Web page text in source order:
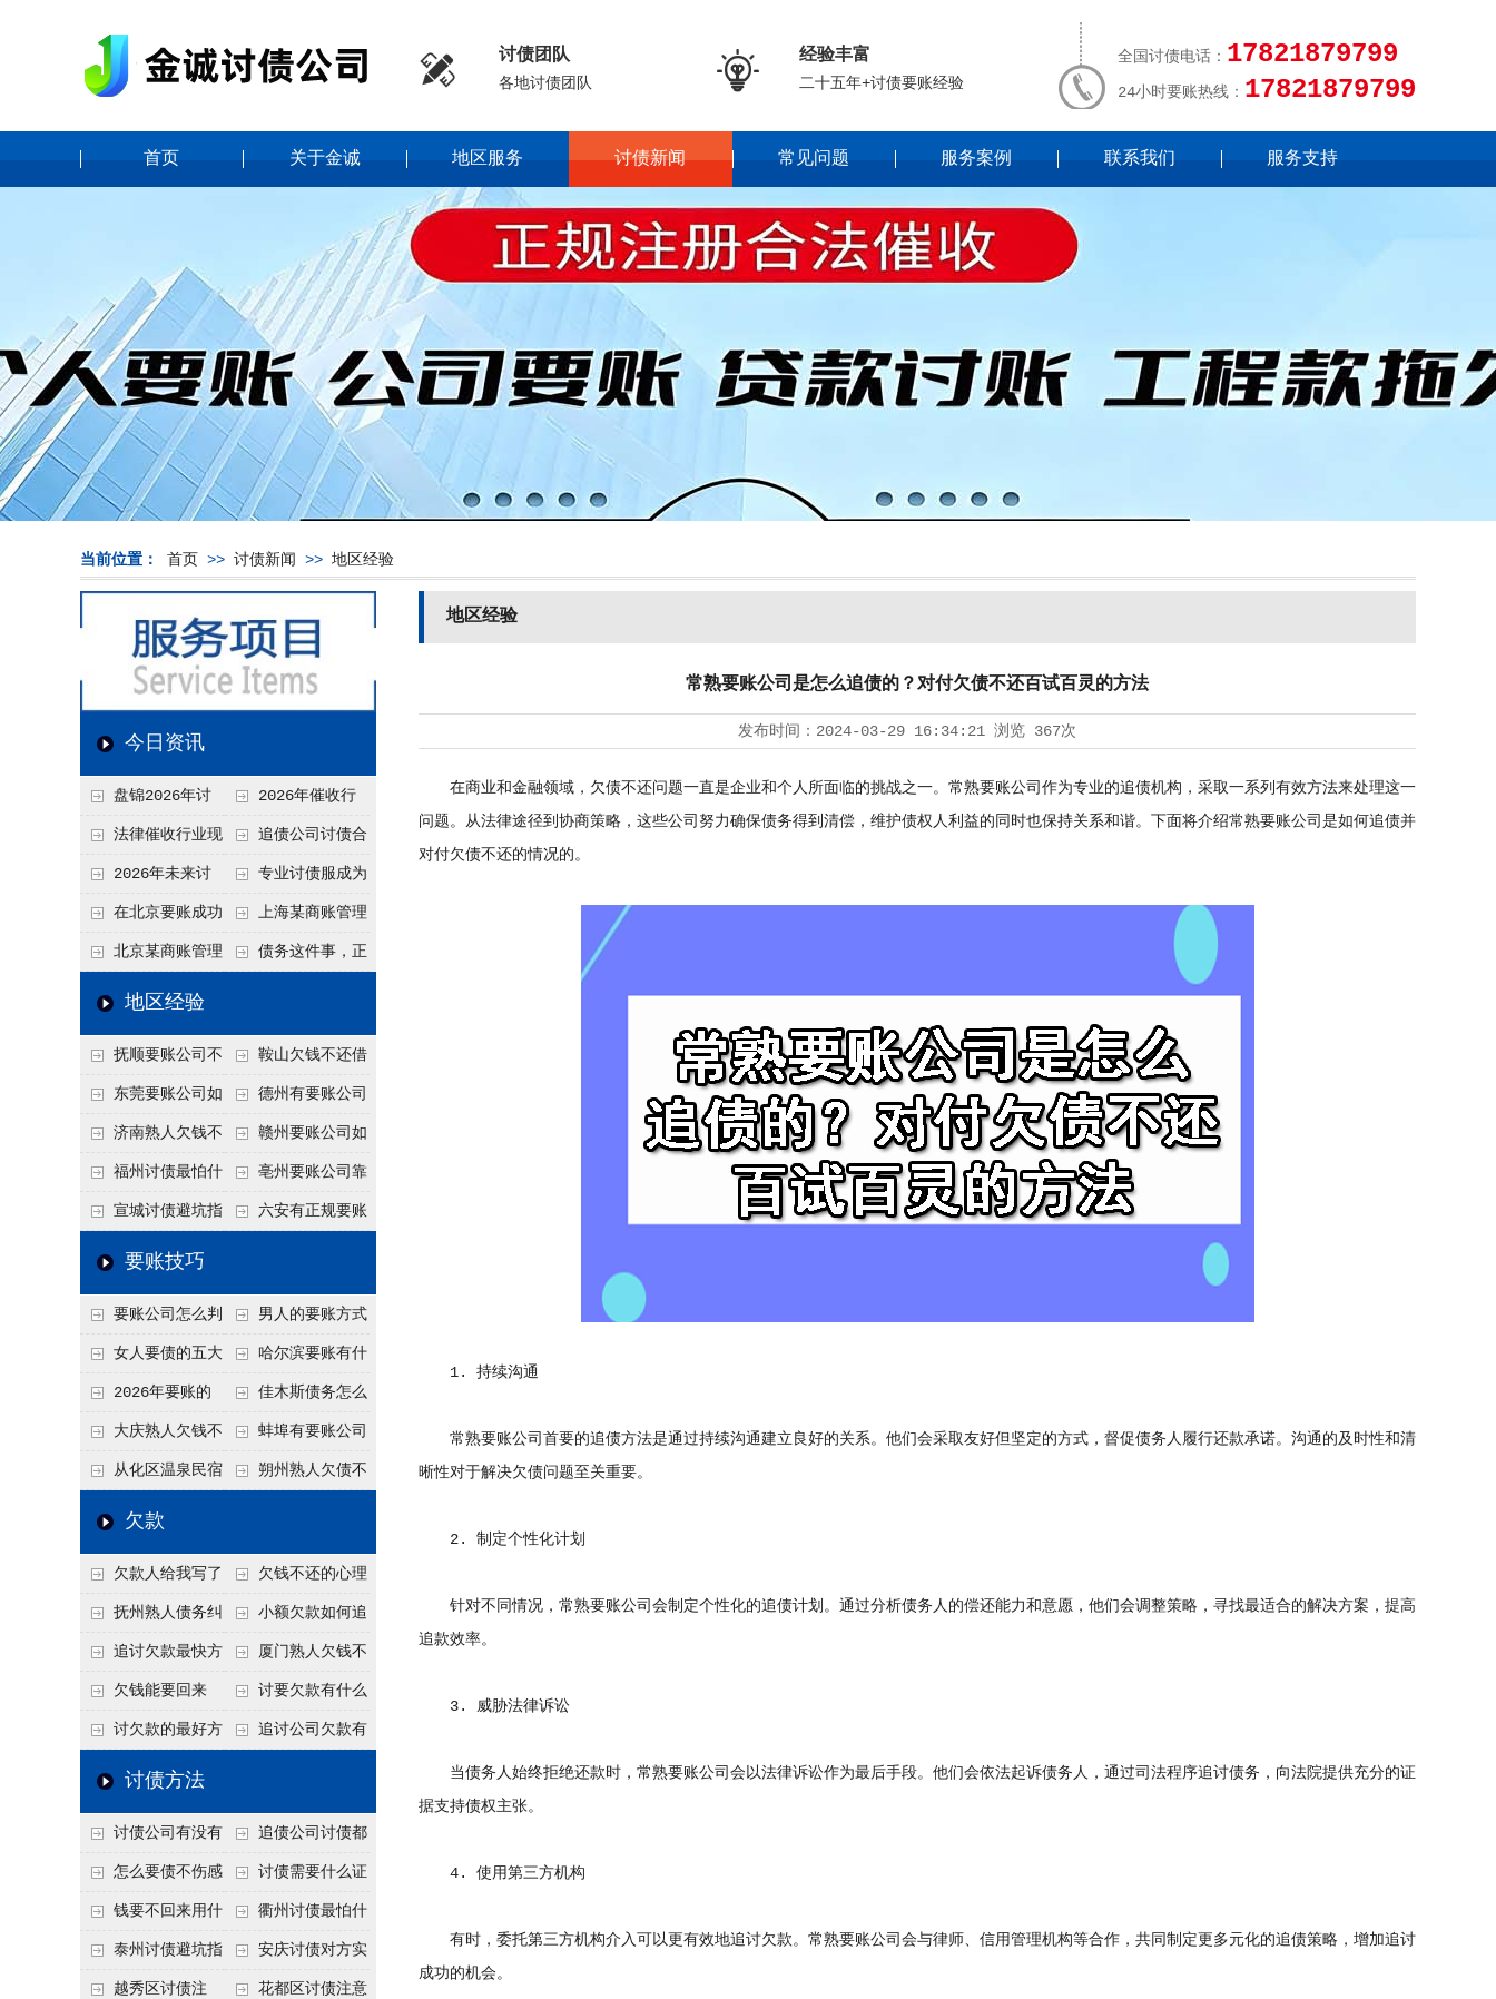
 讨债团队
各地讨债团队  经验丰富
二十五年+讨债要账经验
全国讨债电话： 17821879799
24小时要账热线： 17821879799
首页 关于金诚 地区服务 讨债新闻 常见问题 服务案例 联系我们 服务支持
当前位置： 首页 >> 讨债新闻 >> 地区经验
今日资讯
盘锦2026年讨
债新趋势
2026年催收行
业发展现状、竞争格
局及未来趋势分析
法律催收行业现
状、合规痛点与未来
发展趋势深度解析
追债公司讨债合
法方法总结
2026年未来讨
债要账公司发展趋势
专业讨债服成为
2026年的发展趋势
在北京要账成功
率高吗？未来追账公
司发展趋势引发行业
上海某商账管理
机构聚焦合规服务
北京某商账管理
服务机构持续提升合
力企业化解应收账款
难题
债务这件事，正
地区经验
抚顺要账公司不
敢透漏的追回方法是
什么？
鞍山欠钱不还借
口太多？2026年这3
句反问话术，直接把
他后路堵死
东莞要账公司如
何有效要账讨债？20
26年合法追债经验总
结！
德州有要账公司
吗？如何合法讨债才
不沾风险？
济南熟人欠钱不
还？
赣州要账公司如
何有效讨债？合法追
债四步秘籍
福州讨债最怕什
么？2026年这两个关
键细节，做错就很难
亳州要账公司靠
谱吗？合法讨债四步
宣城讨债避坑指
南：2026年这2个细
回！
六安有正规要账
要账技巧
要账公司怎么判
断这个案子能不能
接？接案评估的标准
男人的要账方式
是什么呢？
女人要债的五大
绝招,轻松搞定
哈尔滨要账有什
么合法手段？2026年
最新追账方式总结！
2026年要账的
七个小方法
佳木斯债务怎么
追回呢？2026年成功
要账就用这2招
大庆熟人欠钱不
还躲猫猫？2026年这
个“诉前调解”成功率
蚌埠有要账公司
吗？2026年这3个方
从化区温泉民宿
老板借钱不还？2026
施压，立马主动结清
朔州熟人欠债不
死账变活
欠款
欠款人给我写了
还款计划书有用吗？
书面承诺的法律效力
欠钱不还的心理
是什么？读懂欠款人
的心态催收事半功倍
抚州熟人债务纠
纷咋办？这一招好开
口
小额欠款如何追
讨
追讨欠款最快方
法是什么？
厦门熟人欠钱不
还？2026年合法秘
籍！
欠钱能要回来
吗？
讨要欠款有什么
好办法
讨欠款的最好方 追讨公司欠款有
讨债方法
讨债公司有没有
行业协会？正规机构
的行业自律和认证
追债公司讨债都
有哪些手段
怎么要债不伤感
情？
讨债需要什么证
据
钱要不回来用什
么方法要回来
衢州讨债最怕什
么？2026年这两个关
键细节，做错就很难
泰州讨债避坑指
南：2026年这2个细
安庆讨债对方实
在没钱咋办？
越秀区讨债注 花都区讨债注意
地区经验
常熟要账公司是怎么追债的？对付欠债不还百试百灵的方法
发布时间： 2024-03-29 16:34:21 浏览 367次
在商业和金融领域，欠债不还问题一直是企业和个人所面临的挑战之一。常熟要账公司作为专业的追债机构，采取一系列有效方法来处理这一
问题。从法律途径到协商策略，这些公司努力确保债务得到清偿，维护债权人利益的同时也保持关系和谐。下面将介绍常熟要账公司是如何追债并
对付欠债不还的情况的。
1. 持续沟通
常熟要账公司首要的追债方法是通过持续沟通建立良好的关系。他们会采取友好但坚定的方式，督促债务人履行还款承诺。沟通的及时性和清
晰性对于解决欠债问题至关重要。
2. 制定个性化计划
针对不同情况，常熟要账公司会制定个性化的追债计划。通过分析债务人的偿还能力和意愿，他们会调整策略，寻找最适合的解决方案，提高
追款效率。
3. 威胁法律诉讼
当债务人始终拒绝还款时，常熟要账公司会以法律诉讼作为最后手段。他们会依法起诉债务人，通过司法程序追讨债务，向法院提供充分的证
据支持债权主张。
4. 使用第三方机构
有时，委托第三方机构介入可以更有效地追讨欠款。常熟要账公司会与律师、信用管理机构等合作，共同制定更多元化的追债策略，增加追讨
成功的机会。